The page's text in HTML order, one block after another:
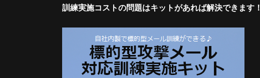
訓練実施コストの問題はキットがあれば解決できます！